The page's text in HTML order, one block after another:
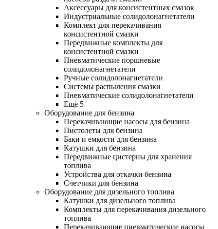
Аксессуары для консистентных смазок
Индустриальные солидолонагнетатели
Комплект для перекачивания
консистентной смазки
Передвижные комплекты для
консистентной смазки
Пневматические поршневые
солидолонагнетатели
Ручные солидолонагнетатели
Системы распыления смазки
Пневматические солидолонагнетатели
Ещё 5
Оборудование для бензина
Перекачивающие насосы для бензина
Пистолеты для бензина
Баки и емкости для бензина
Катушки для бензина
Передвижные цистерны для хранения
топлива
Устройства для откачки бензина
Счетчики для бензина
Оборудование для дизельного топлива
Катушки для дизельного топлива
Комплекты для перекачивания дизельного
топлива
Перекачивающие пневматические насосы